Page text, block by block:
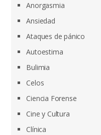
Anorgasmia
Ansiedad
Ataques de pánico
Autoestima
Bulimia
Celos
Ciencia Forense
Cine y Cultura
Clínica